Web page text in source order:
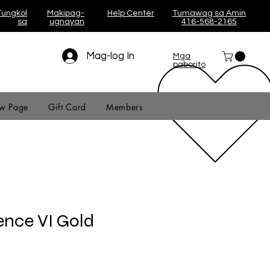
sa
Makipag-
ugnayan
Help Center
Tumawag sa Amin
416-568-2165
Mag-log In
Mga
paborito
Page Gift Card Members
VI Gold